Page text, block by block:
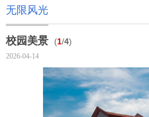
无限风光
校园美景 (1/4)
2026-04-14